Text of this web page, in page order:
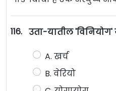
116. उता-यातील 'विनियोग'
A. खर्च
B. वेरियो